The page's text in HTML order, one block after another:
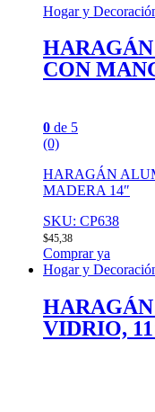
Hogar y
CON
0 de 5
(0)
HARAGÁN
MADERA 14″
SKU: CP638
$45,38
Comprar ya
Hogar y
VIDRIO,